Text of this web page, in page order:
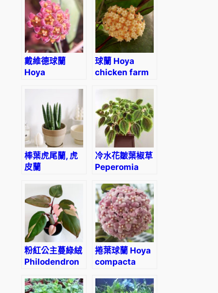
戴維德球蘭
Hoya
球蘭 Hoya
chicken farm
棒葉虎尾蘭, 虎
皮蘭
Cylindrica
(Dracaena
angolensis)
冷水花皺葉椒草
Peperomia
‘Ripple’
粉紅公主蔓綠絨
Philodendron
捲葉球蘭 Hoya
compacta